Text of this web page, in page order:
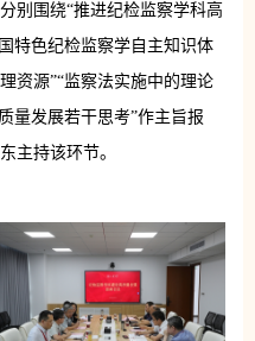
别围绕“推进纪检监察学科高
特色纪检监察学自主知识体
资源”“监察法实施中的理论
量发展若干思考”作主旨报
主持该环节。